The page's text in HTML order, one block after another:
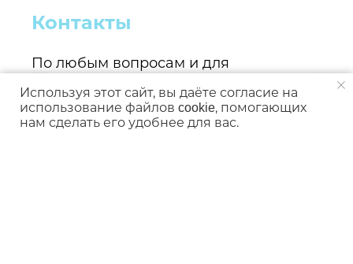
Контакты
По любым вопросам и для
оформления заказа свяжитесь с нами
по телефону или в соцсетях
+7 981 876-63-59
Используя этот сайт, вы даёте согласие на
использование файлов cookie, помогающих
нам сделать его удобнее для вас.